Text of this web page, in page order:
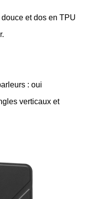
et dos en TPU
: oui
verticaux et